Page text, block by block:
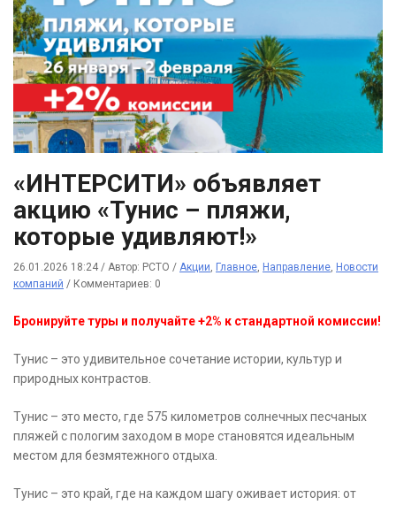
«ИНТЕРСИТИ» объявляет
акцию «Тунис – пляжи,
которые удивляют!»
26.01.2026 18:24 / Автор: РСТО / Акции, Главное, Направление, Новости
компаний / Комментариев: 0
Бронируйте туры и получайте +2% к стандартной комиссии!
Тунис – это удивительное сочетание истории, культур и
природных контрастов.
Тунис – это место, где 575 километров солнечных песчаных
пляжей с пологим заходом в море становятся идеальным
местом для безмятежного отдыха.
Тунис – это край, где на каждом шагу оживает история: от